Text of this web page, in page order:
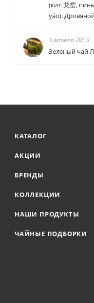
(кит. 龙窑,
yáo).
3 апреля 2013
Зеленый чай
КАТАЛОГ
АКЦИИ
БРЕНДЫ
КОЛЛЕКЦИИ
НАШИ ПРОДУКТЫ
ЧАЙНЫЕ ПОДБОРКИ